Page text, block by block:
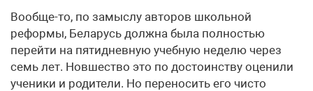
Вообще-то, по замыслу авторов школьной
реформы, Беларусь должна была полностью
перейти на пятидневную учебную неделю через
семь лет. Новшество это по достоинству оценили
ученики и родители. Но переносить его чисто